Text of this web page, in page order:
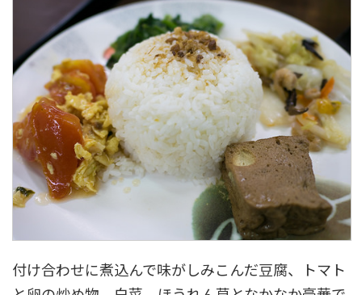
付け合わせに煮込んで味がしみこんだ豆腐、トマト